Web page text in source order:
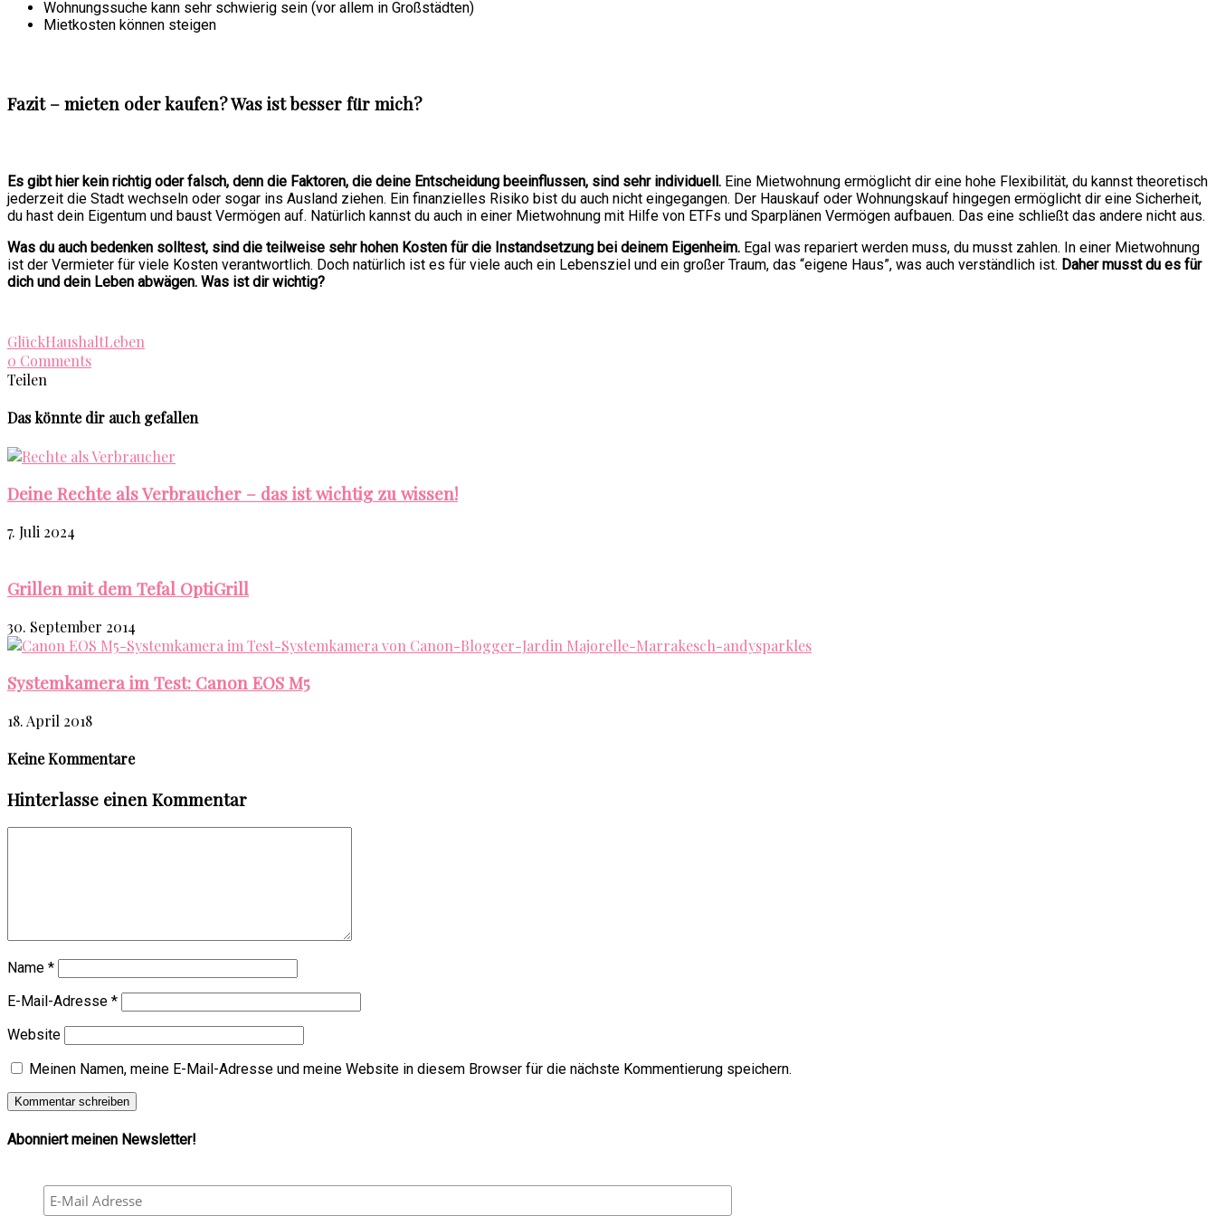
Wohnungssuche kann sehr schwierig sein (vor allem in Großstädten)
Mietkosten können steigen
Fazit – mieten oder kaufen? Was ist besser für mich?
Es gibt hier kein richtig oder falsch, denn die Faktoren, die deine Entscheidung beeinflussen, sind sehr individuell. Eine Mietwohnung ermöglicht dir eine hohe Flexibilität, du kannst theoretisch
jederzeit die Stadt wechseln oder sogar ins Ausland ziehen. Ein finanzielles Risiko bist du auch nicht eingegangen. Der Hauskauf oder Wohnungskauf hingegen ermöglicht dir eine Sicherheit,
du hast dein Eigentum und baust Vermögen auf. Natürlich kannst du auch in einer Mietwohnung mit Hilfe von ETFs und Sparplänen Vermögen aufbauen. Das eine schließt das andere nicht aus.
Was du auch bedenken solltest, sind die teilweise sehr hohen Kosten für die Instandsetzung bei deinem Eigenheim. Egal was repariert werden muss, du musst zahlen. In einer Mietwohnung
ist der Vermieter für viele Kosten verantwortlich. Doch natürlich ist es für viele auch ein Lebensziel und ein großer Traum, das “eigene Haus”, was auch verständlich ist. Daher musst du es für
dich und dein Leben abwägen. Was ist dir wichtig?
GlückHaushaltLeben
0 Comments
Teilen
Das könnte dir auch gefallen
Deine Rechte als Verbraucher – das ist wichtig zu wissen!
7. Juli 2024
Grillen mit dem Tefal OptiGrill
30. September 2014
Systemkamera im Test: Canon EOS M5
18. April 2018
Keine Kommentare
Hinterlasse einen Kommentar
Name *
E-Mail-Adresse *
Website
Meinen Namen, meine E-Mail-Adresse und meine Website in diesem Browser für die nächste Kommentierung speichern.
Abonniert meinen Newsletter!